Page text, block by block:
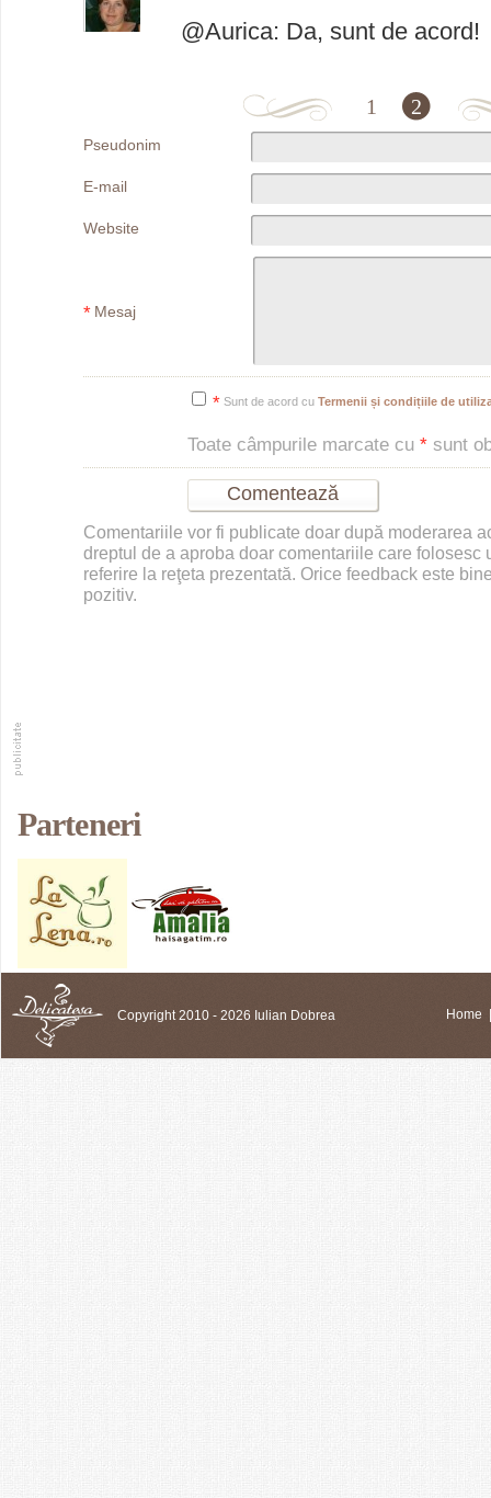
@Aurica: Da, sunt de acord!
1 2
Pseudonim
E-mail
Website
* Mesaj
* Sunt de acord cu Termenii și condițiile de
Toate câmpurile marcate cu * sunt
Comentariile vor fi publicate doar după moderarea
dreptul de a aproba doar comentariile care folosesc
referire la reţeta prezentată. Orice feedback este
pozitiv.
Parteneri
Copyright 2010 - 2026 Iulian Dobrea Home